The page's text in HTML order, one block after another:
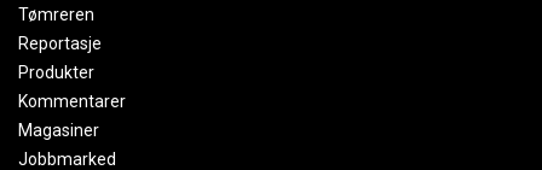
Tømreren
Reportasje
Produkter
Kommentarer
Magasiner
Jobbmarked